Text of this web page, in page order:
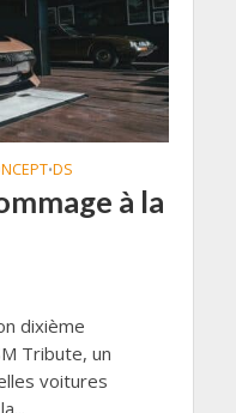
•DS
à la
dixième
Tribute, un
voitures